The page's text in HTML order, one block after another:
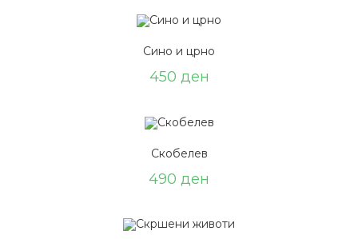
Сино и црно
450 ден
Скобелев
490 ден